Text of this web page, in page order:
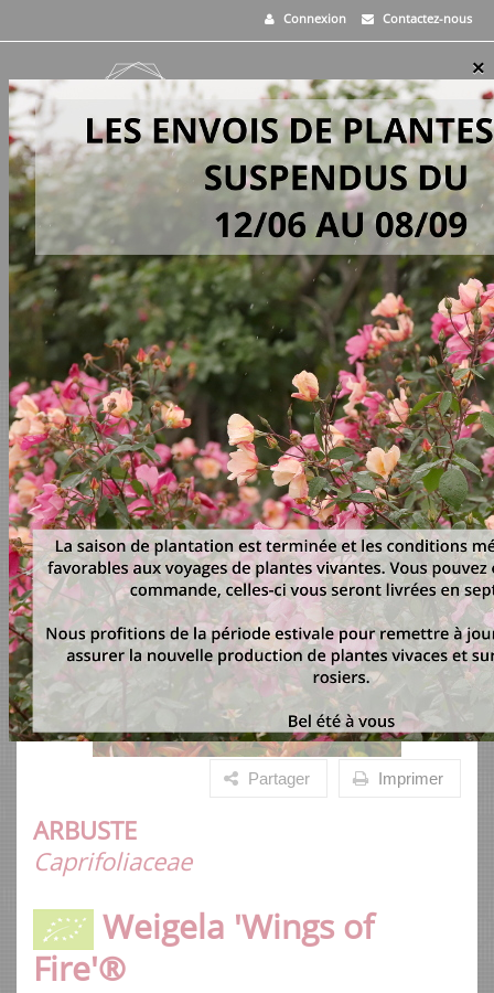
Contactez-nous
Connexion
MENU
PANIER
0
×
> Arbustes > Weigela 'Wings of Fire'®
Imprimer
Partager
ARBUSTE
Caprifoliaceae
Weigela 'Wings of
Fire'®